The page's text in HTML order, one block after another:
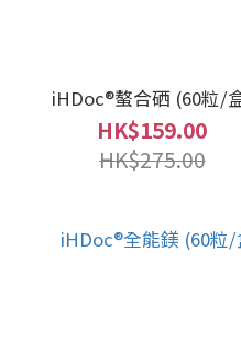
iHDoc®螯合硒 (60粒/
HK$159.00
HK$275.00